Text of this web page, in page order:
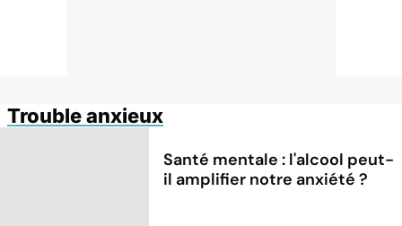
Trouble anxieux
Santé mentale : l'alcool peut-
il amplifier notre anxiété ?